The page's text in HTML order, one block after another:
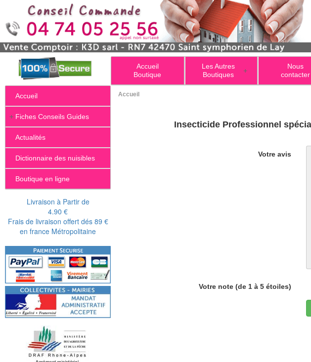
Accueil
Boutique
+
Les Autres
Boutiques
Nous
contacter
Accueil
+ Fiches Conseils Guides
Actualités
Dictionnaire des nuisibles
Boutique en ligne
Livraison à Partir de
4.90 €
Frais de livraison offert dés 89 €
en france Métropolitaine
Accueil
Votre avis
Votre note (de 1 à 5 étoiles)